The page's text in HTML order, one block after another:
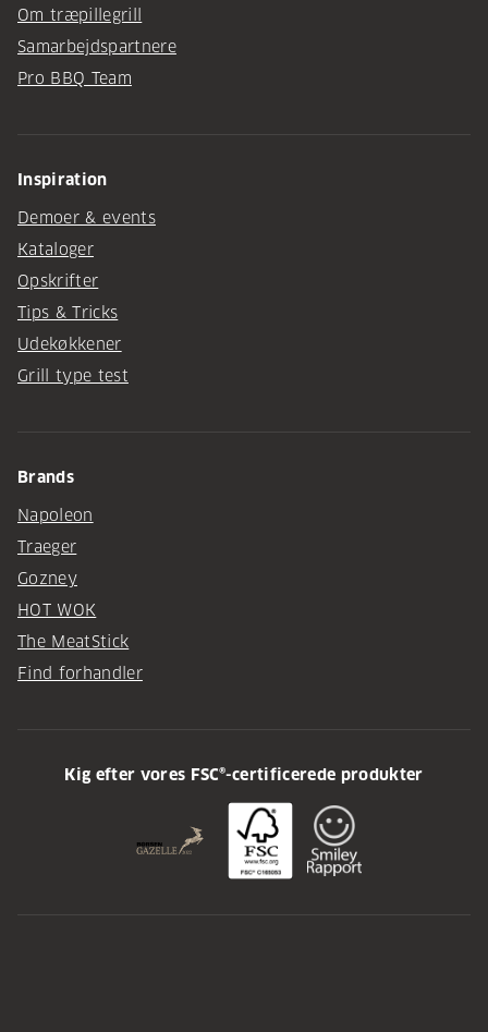
Om træpillegrill
Samarbejdspartnere
Pro BBQ Team
Inspiration
Demoer & events
Kataloger
Opskrifter
Tips & Tricks
Udekøkkener
Grill type test
Brands
Napoleon
Traeger
Gozney
HOT WOK
The MeatStick
Find forhandler
Kig efter vores FSC®-certificerede produkter